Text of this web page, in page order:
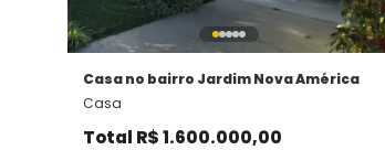
Casano bairro Jardim Nova América
Casa
Total R$ 1.600.000,00